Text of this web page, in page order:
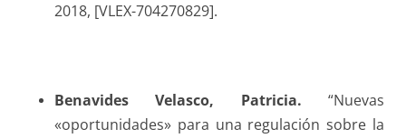
2018, [VLEX-704270829].
Benavides Velasco, Patricia. “Nuevas
«oportunidades» para una regulación sobre la